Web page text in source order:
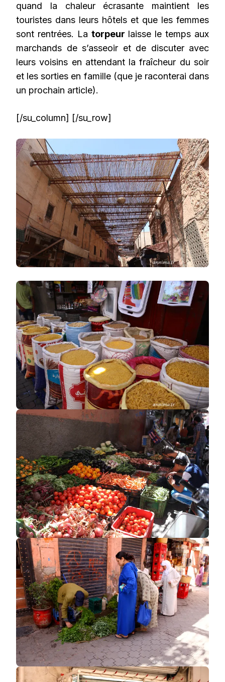
quand la chaleur écrasante maintient les
touristes dans leurs hôtels et que les femmes
sont rentrées. La torpeur laisse le temps aux
marchands de s’asseoir et de discuter avec
leurs voisins en attendant la fraîcheur du soir
et les sorties en famille (que je raconterai dans
un prochain article).
[/su_column] [/su_row]